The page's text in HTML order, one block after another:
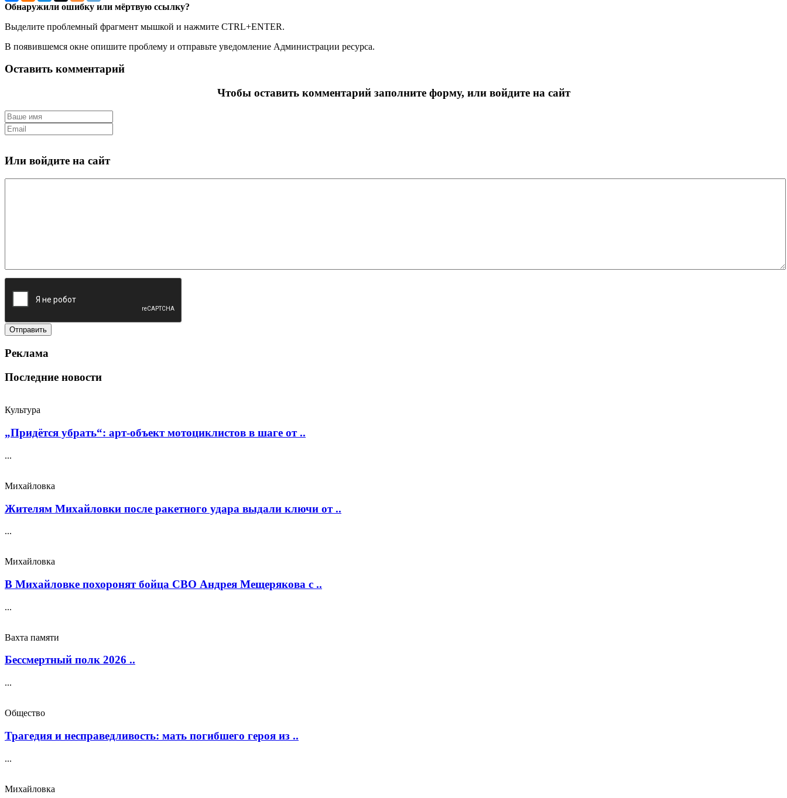
Обнаружили ошибку или мёртвую ссылку?
Выделите проблемный фрагмент мышкой и нажмите CTRL+ENTER.
В появившемся окне опишите проблему и отправьте уведомление Администрации ресурса.
Оставить комментарий
Чтобы оставить комментарий заполните форму, или войдите на сайт
Или войдите на сайт
Реклама
Последние новости
Культура
„Придётся убрать“: арт‑объект мотоциклистов в шаге от ..
...
Михайловка
Жителям Михайловки после ракетного удара выдали ключи от ..
...
Михайловка
В Михайловке похоронят бойца СВО Андрея Мещерякова с ..
...
Вахта памяти
Бессмертный полк 2026 ..
...
Общество
Трагедия и несправедливость: мать погибшего героя из ..
...
Михайловка